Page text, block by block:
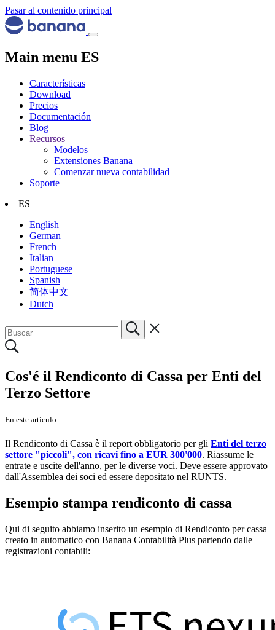
Pasar al contenido principal
Main menu ES
Características
Download
Precios
Documentación
Blog
Recursos
Modelos
Extensiones Banana
Comenzar nueva contabilidad
Soporte
ES
English
German
French
Italian
Portuguese
Spanish
简体中文
Dutch
Cos'é il Rendiconto di Cassa per Enti del
Terzo Settore
En este artículo
Il Rendiconto di Cassa è il report obbligatorio per gli Enti del terzo
settore "piccoli", con ricavi fino a EUR 300'000. Riassume le
entrate e uscite dell'anno, per le diverse voci. Deve essere approvato
dall'Assemblea dei soci ed essere depositato nel RUNTS.
Esempio stampa rendiconto di cassa
Qui di seguito abbiamo inserito un esempio di Rendiconto per cassa
creato in automatico con Banana Contabilità Plus partendo dalle
registrazioni contabili: